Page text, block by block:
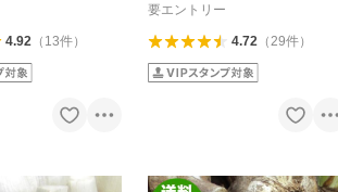
4.92（ 13件）
要エントリー
4.72（29件）